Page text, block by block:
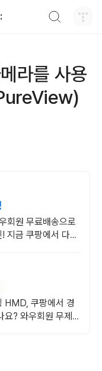
라를 사용
회원 무료배송으로
지금 쿠팡에서 다양
HMD, 쿠팡에서 경
? 와우회원 무제한